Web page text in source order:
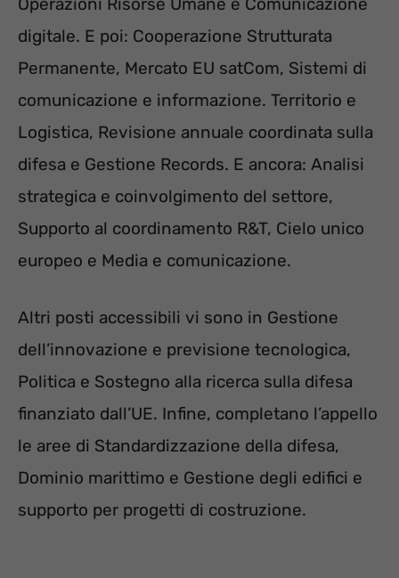
digitale. E poi: Cooperazione Strutturata
Permanente, Mercato EU satCom, Sistemi di
comunicazione e informazione. Territorio e
Logistica, Revisione annuale coordinata sulla
difesa e Gestione Records. E ancora: Analisi
strategica e coinvolgimento del settore,
Supporto al coordinamento R&T, Cielo unico
europeo e Media e comunicazione.
Altri posti accessibili vi sono in Gestione
dell’innovazione e previsione tecnologica,
Politica e Sostegno alla ricerca sulla difesa
finanziato dall’UE. Infine, completano l’appello
le aree di Standardizzazione della difesa,
Dominio marittimo e Gestione degli edifici e
supporto per progetti di costruzione.